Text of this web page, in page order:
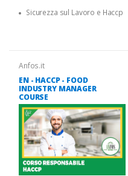
Sicurezza sul Lavoro e Haccp
Anfos.it
EN - HACCP - FOOD
INDUSTRY MANAGER
COURSE